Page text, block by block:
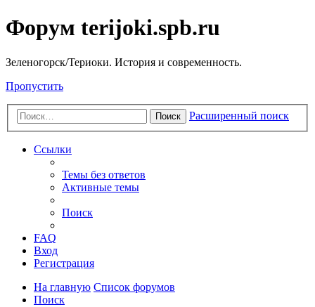
Форум terijoki.spb.ru
Зеленогорск/Териоки. История и современность.
Пропустить
Поиск Расширенный поиск
Ссылки
Темы без ответов
Активные темы
Поиск
FAQ
Вход
Регистрация
На главную Список форумов
Поиск